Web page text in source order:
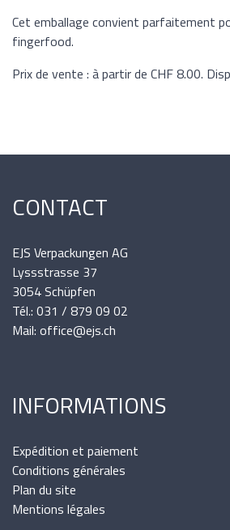
Cet emballage convient parfaitement
fingerfood.
Prix de vente : à partir de CHF 8.00.
CONTACT
EJS Verpackungen AG
Lyssstrasse 37
3054 Schüpfen
Tél.: 031 / 879 09 02
Mail: office@ejs.ch
INFORMATIONS
Expédition et paiement
Conditions générales
Plan du site
Mentions légales